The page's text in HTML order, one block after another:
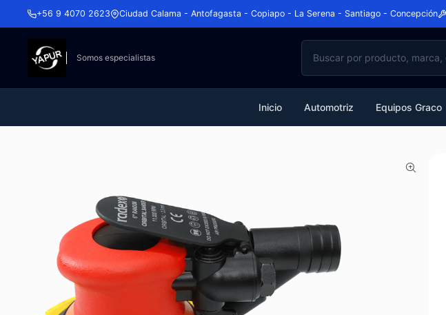
+56 9 4070 2623 Ciudad Calama - Antofagasta - Copiapo - La Serena - Santiago - Concepción
Somos especialistas
Inicio Automotriz Equipos Graco